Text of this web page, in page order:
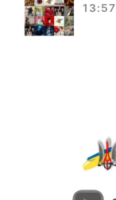
13:57